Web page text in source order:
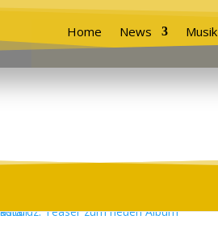
Home News Musik